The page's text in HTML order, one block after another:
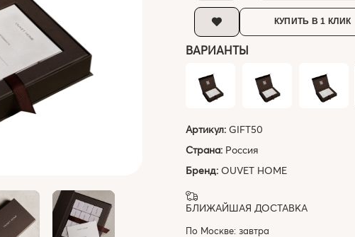
КУПИТЬ В 1 КЛИК
ВАРИАНТЫ
Артикул: GIFT50
Страна: Россия
Бренд: OUVET HOME
БЛИЖАЙШАЯ ДОСТАВКА
По Москве: завтра